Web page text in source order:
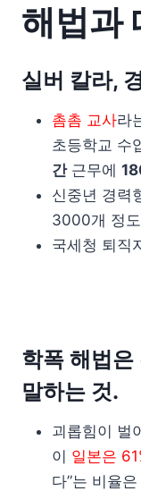
해법과
실버 칼라,
촘촘 교사라
초등학교 수
간근무에
신중년 경력
3000개 정
국세청 퇴직
학폭 해법은
말하는 것.
괴롭힘이 벌
이 일본은
다”는 비율